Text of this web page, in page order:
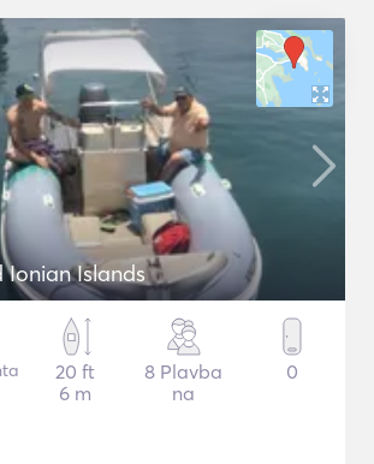
Islands
20 ft
6 m
8 Plavba
na
0